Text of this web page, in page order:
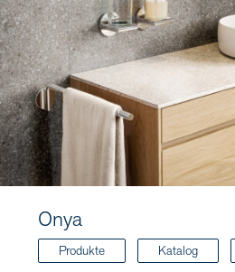
Onya
Produkte Katalog